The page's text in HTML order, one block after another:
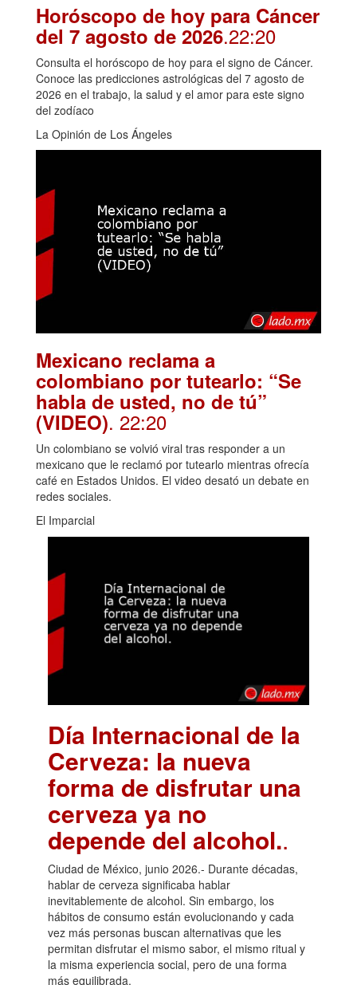
Horóscopo de hoy para Cáncer
del 7 agosto de 2026.22:20
Consulta el horóscopo de hoy para el signo de Cáncer.
Conoce las predicciones astrológicas del 7 agosto de
2026 en el trabajo, la salud y el amor para este signo
del zodíaco
La Opinión de Los Ángeles
Mexicano reclama a
colombiano por tutearlo: “Se
habla de usted, no de tú”
(VIDEO). 22:20
Un colombiano se volvió viral tras responder a un
mexicano que le reclamó por tutearlo mientras ofrecía
café en Estados Unidos. El video desató un debate en
redes sociales.
El Imparcial
Día Internacional de la
Cerveza: la nueva
forma de disfrutar una
cerveza ya no
depende del alcohol..
Ciudad de México, junio 2026.- Durante décadas,
hablar de cerveza significaba hablar
inevitablemente de alcohol. Sin embargo, los
hábitos de consumo están evolucionando y cada
vez más personas buscan alternativas que les
permitan disfrutar el mismo sabor, el mismo ritual y
la misma experiencia social, pero de una forma
más equilibrada.